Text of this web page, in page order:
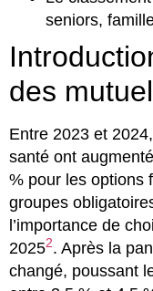
seniors,
des
Entre 2023 et
santé ont
% pour les options
groupes
l’importance de
20252. Après la
changé, poussant